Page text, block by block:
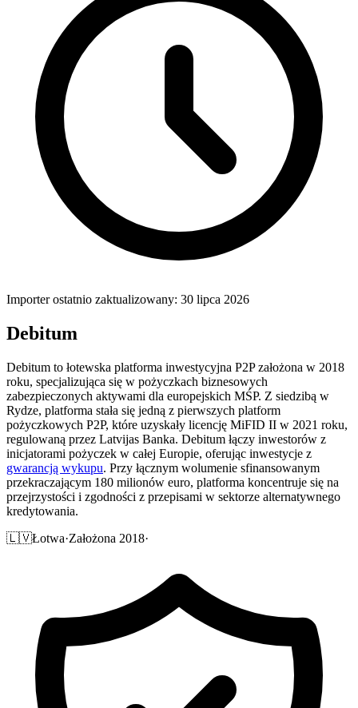
Importer ostatnio zaktualizowany: 30 lipca 2026
Debitum
Debitum to łotewska platforma inwestycyjna P2P założona w 2018
roku, specjalizująca się w pożyczkach biznesowych
zabezpieczonych aktywami dla europejskich MŚP. Z siedzibą w
Rydze, platforma stała się jedną z pierwszych platform
pożyczkowych P2P, które uzyskały licencję MiFID II w 2021 roku,
regulowaną przez Latvijas Banka. Debitum łączy inwestorów z
inicjatorami pożyczek w całej Europie, oferując inwestycje z
gwarancją wykupu. Przy łącznym wolumenie sfinansowanym
przekraczającym 180 milionów euro, platforma koncentruje się na
przejrzystości i zgodności z przepisami w sektorze alternatywnego
kredytowania.
🇱🇻Łotwa·Założona 2018·